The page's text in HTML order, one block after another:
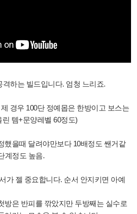
격하는 빌드입니다. 엄청 느리죠.
경우 100단 정예몹은 한방이고 보스는
템+문양레벨 60정도)
했을때 달려야만보다 10배정도 쌘거같
계정도 높음.
가 젤 중요합니다. 순서 안지키면 아예
방은 반피를 깎았지만 두방째는 실수로